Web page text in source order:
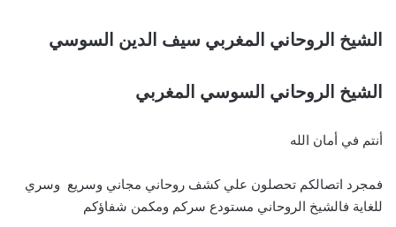
الشيخ الروحاني المغربي سيف الدين السوسي
الشيخ الروحاني السوسي المغربي
أنتم في أمان الله
فمجرد اتصالكم تحصلون علي كشف روحاني مجاني وسريع وسري
للغاية فالشيخ الروحاني مستودع سركم ومكمن شفاؤكم